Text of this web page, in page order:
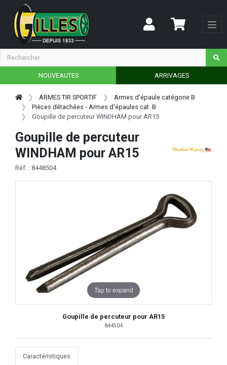
NOUVEAUTES ARRIVAGES
ARMES TIR SPORTIF
Armes d'épaule catégorie B
Pièces détachées - Armes d'épaules cat. B
Goupille de percuteur WINDHAM pour AR15
Goupille de percuteur
WINDHAM pour AR15
Réf. : 8448504
Tap to expand
Goupille de percuteur pour AR15
844504
Caractéristiques